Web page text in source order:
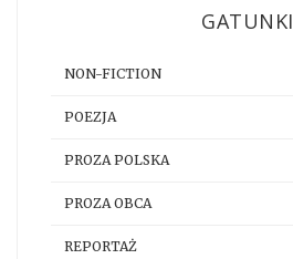
GATUNKI
NON-FICTION
POEZJA
PROZA POLSKA
PROZA OBCA
REPORTAŻ